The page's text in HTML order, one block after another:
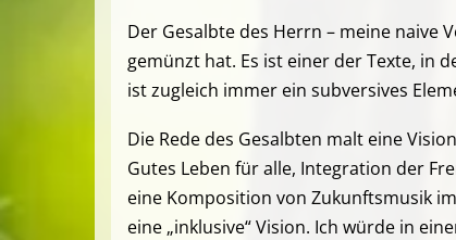
Der Gesalbte des Herrn – meine naive
gemünzt hat. Es ist einer der Texte, in
ist zugleich immer ein subversives
Die Rede des Gesalbten malt eine
Gutes Leben für alle, Integration der
eine Komposition von Zukunftsmusik
eine „inklusive“ Vision. Ich würde in